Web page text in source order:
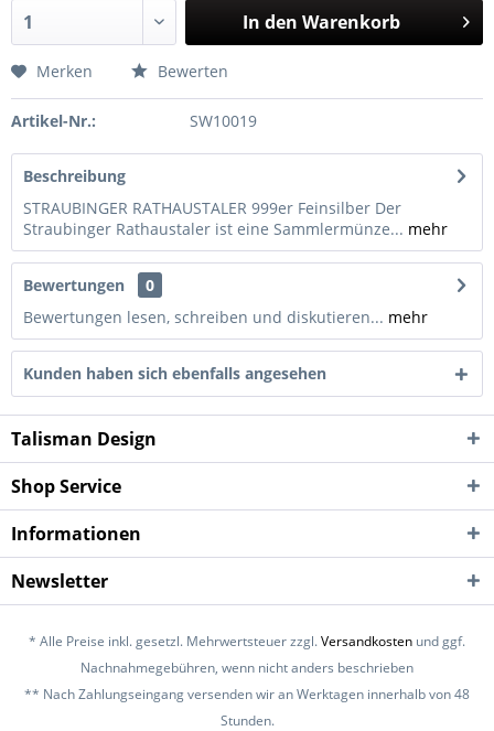
In den Warenkorb
Merken Bewerten
Artikel-Nr.: SW10019
Beschreibung
STRAUBINGER RATHAUSTALER 999er Feinsilber Der
Straubinger Rathaustaler ist eine Sammlermünze... mehr
Bewertungen
0
Bewertungen lesen, schreiben und diskutieren... mehr
Kunden haben sich ebenfalls angesehen
Talisman Design
Shop Service
Informationen
Newsletter
* Alle Preise inkl. gesetzl. Mehrwertsteuer zzgl.Versandkosten und ggf.
Nachnahmegebühren, wenn nicht anders beschrieben
** Nach Zahlungseingang versenden wir an Werktagen innerhalb von 48
Stunden.